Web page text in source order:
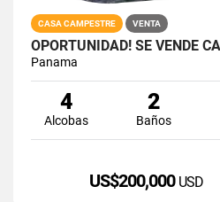
CASA CAMPESTRE VENTA
Panama
4
Alcobas
2
Baños
US$200,000 USD